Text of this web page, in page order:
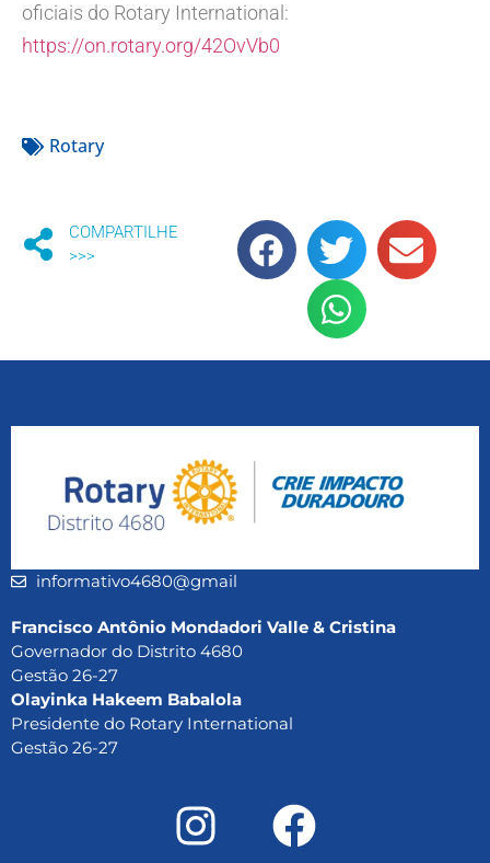
oficiais do Rotary International:
https://on.rotary.org/42OvVb0
Rotary
COMPARTILHE
>>>
informativo4680@gmail
Francisco Antônio Mondadori Valle & Cristina
Governador do Distrito 4680
Gestão 26-27
Olayinka Hakeem Babalola
Presidente do Rotary International
Gestão 26-27